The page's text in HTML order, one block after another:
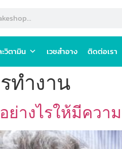
วิตามิน เวชสำอาง ติดต่อเรา
ทำงาน
างไรให้มีควา